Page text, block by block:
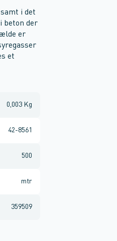
i det
beton der
er
et
0,003 Kg
42-8561
500
mtr
359509